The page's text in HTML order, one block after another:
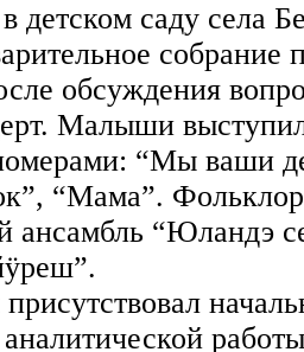
детском саду села
собрание
обсуждения
Малыши
“Мы ваши
“Мама”.
ансамбль “Юландэ